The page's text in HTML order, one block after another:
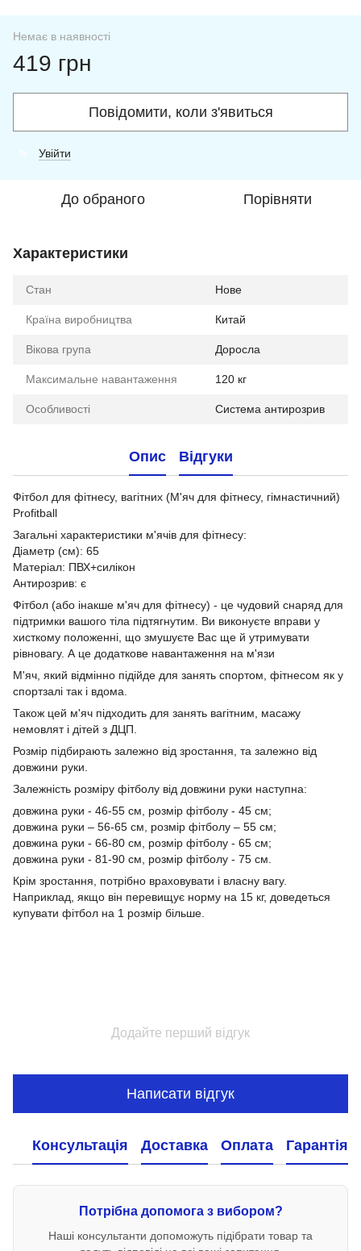
Немає в наявності
419 грн
Повідомити, коли з'явиться
Увійти
До обраного Порівняти
Характеристики
Стан Нове
Країна виробництва Китай
Вікова група Доросла
Максимальне навантаження 120 кг
Особливості Система антирозрив
Опис Відгуки
Фітбол для фітнесу, вагітних (М'яч для фітнесу, гімнастичний)
Profitball
Загальні характеристики м'ячів для фітнесу:
Діаметр (см): 65
Матеріал: ПВХ+силікон
Антирозрив: є
Фітбол (або інакше м'яч для фітнесу) - це чудовий снаряд для
підтримки вашого тіла підтягнутим. Ви виконуєте вправи у
хисткому положенні, що змушуєте Вас ще й утримувати
рівновагу. А це додаткове навантаження на м'язи
М'яч, який відмінно підійде для занять спортом, фітнесом як у
спортзалі так і вдома.
Також цей м'яч підходить для занять вагітним, масажу
немовлят і дітей з ДЦП.
Розмір підбирають залежно від зростання, та залежно від
довжини руки.
Залежність розміру фітболу від довжини руки наступна:
довжина руки - 46-55 см, розмір фітболу - 45 см;
довжина руки – 56-65 см, розмір фітболу – 55 см;
довжина руки - 66-80 см, розмір фітболу - 65 см;
довжина руки - 81-90 см, розмір фітболу - 75 см.
Крім зростання, потрібно враховувати і власну вагу.
Наприклад, якщо він перевищує норму на 15 кг, доведеться
купувати фітбол на 1 розмір більше.
Додайте перший відгук
Написати відгук
Консультація Доставка Оплата Гарантія
Потрібна допомога з вибором?
Наші консультанти допоможуть підібрати товар та